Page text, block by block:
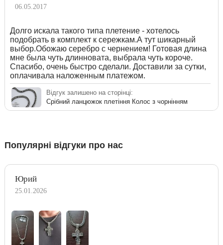
06.05.2017
Долго искала такого типа плетение - хотелось
подобрать в комплект к сережкам.А тут шикарный
выбор.Обожаю серебро с чернением! Готовая длина
мне была чуть длинновата, выбрала чуть короче.
Спасибо, очень быстро сделали. Доставили за сутки,
оплачивала наложенным платежом.
Відгук залишено на сторінці:
Срібний ланцюжок плетіння Колос з чорнінням
Популярні відгуки про нас
Юрий
25.01.2026